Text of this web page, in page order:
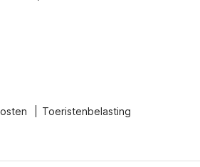
Toeristenbelasting